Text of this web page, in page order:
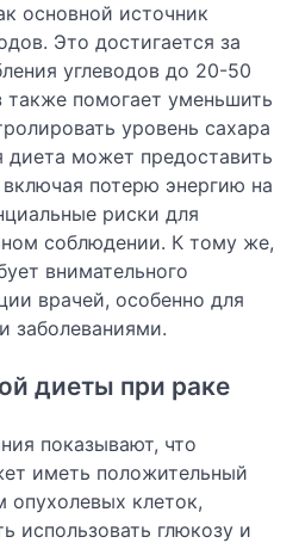
основной источник
Это достигается за
углеводов до 20-50
также помогает уменьшить
уровень сахара
диета может предоставить
потерю энергию на
риски для
соблюдении. К тому же,
внимательного
врачей, особенно для
заболеваниями.
диеты при раке
показывают, что
иметь положительный
опухолевых клеток,
использовать глюкозу и